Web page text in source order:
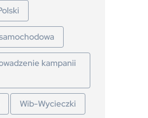
kampanii
Wib-Wycieczki